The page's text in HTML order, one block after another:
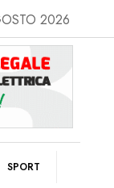
2026
SPORT